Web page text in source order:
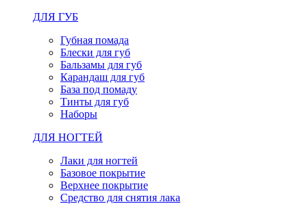
ДЛЯ ГУБ
Губная помада
Блески для губ
Бальзамы для губ
Карандаш для губ
База под помаду
Тинты для губ
Наборы
ДЛЯ НОГТЕЙ
Лаки для ногтей
Базовое покрытие
Верхнее покрытие
Средство для снятия лака